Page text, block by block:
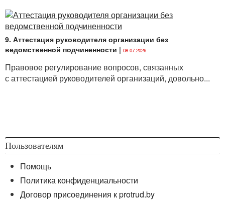
9. Аттестация руководителя организации без
ведомственной подчиненности | 08.07.2026
Правовое регулирование вопросов, связанных
с аттестацией руководителей организаций, довольно...
Пользователям
Помощь
Политика конфиденциальности
Договор присоединения к protrud.by